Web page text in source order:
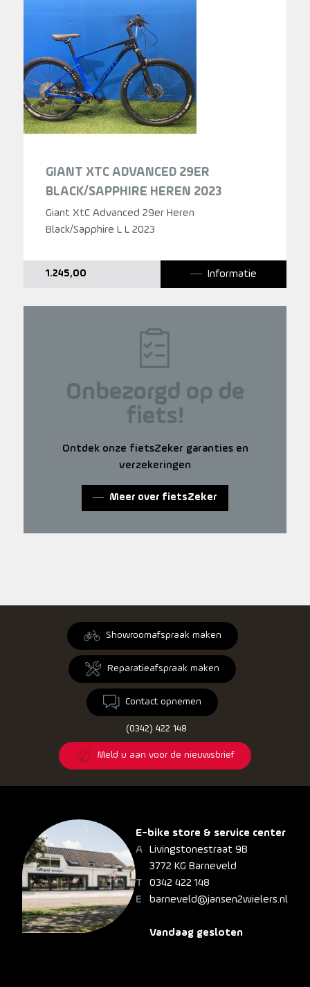
GIANT XTC ADVANCED 29ER
BLACK/SAPPHIRE HEREN 2023
Giant XtC Advanced 29er Heren
Black/Sapphire L L 2023
1.245,00 Informatie
Onbezorgd op de
fiets!
Ontdek onze fietsZeker garanties en
verzekeringen
Meer over fietsZeker
Showroomafspraak maken
Reparatieafspraak maken
Contact opnemen
(0342) 422 148
Meld u aan voor de nieuwsbrief
E-bike store & service center
Livingstonestraat 9B
3772 KG Barneveld
0342 422 148
barneveld@jansen2wielers.nl
Vandaag gesloten